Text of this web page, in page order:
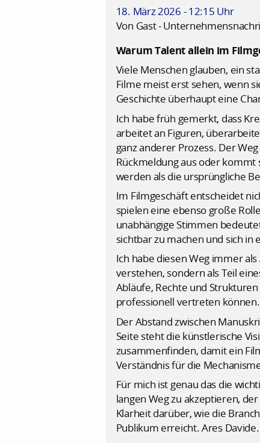
18. März 2026 - 12:15 Uhr
Von Gast -
Warum Talent allein im
Viele Menschen glauben, ein
Filme meist erst sehen, wenn
Geschichte überhaupt eine
Ich habe früh gemerkt, dass
arbeitet an Figuren,
ganz anderer Prozess. Der
Rückmeldung aus oder
werden als die ursprüngliche
Im Filmgeschäft entscheidet
spielen eine ebenso große
unabhängige Stimmen
sichtbar zu machen und sich
Ich habe diesen Weg immer
verstehen, sondern als Teil
Abläufe, Rechte und
professionell vertreten können.
Der Abstand zwischen
Seite steht die künstlerische
zusammenfinden, damit ein
Verständnis für die
Für mich ist genau das die
langen Weg zu akzeptieren,
Klarheit darüber, wie die
Publikum erreicht. Ares Davide.